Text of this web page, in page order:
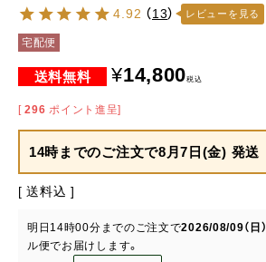
4.92 （13） レビューを見る
宅配便
¥14,800税込
[ 296 ポイント進呈]
14時までのご注文で8月7日(金) 発送
送料込
明日 14時00分 までのご注文で2026/08/09（日）
ル便でお届けします。